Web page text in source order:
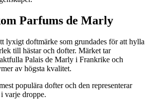
Parfums de Marly
lyxigt doftmärke som grundades för att hylla
till hästar och dofter. Märket tar
Palais de Marly i Frankrike och
av högsta kvalitet.
populära dofter och den representerar
varje droppe.